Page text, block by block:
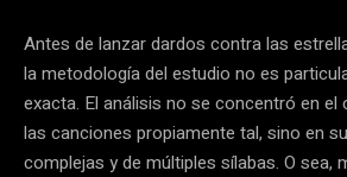
Antes de lanzar dardos contra las
la metodología del estudio no es
exacta. El análisis no se concentró en el
las canciones propiamente tal, sino en
complejas y de múltiples sílabas. O sea,